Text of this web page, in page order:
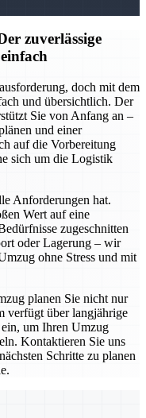
zuverlässige
doch mit dem
und übersichtlich. Der
Sie von Anfang an –
und einer
auf die Vorbereitung
sich um die Logistik
Anforderungen hat.
Wert auf eine
zugeschnitten
oder Lagerung – wir
ohne Stress und mit
planen Sie nicht nur
verfügt über langjährige
um Ihren Umzug
Kontaktieren Sie uns
Schritte zu planen